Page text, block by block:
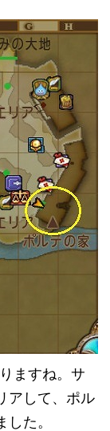
ますね。サ
アして、ポル
た。